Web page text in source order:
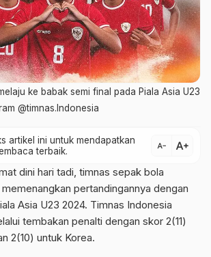
ke babak semi final pada Piala Asia U23
@timnas.Indonesia
artikel ini untuk mendapatkan
terbaik.
text_decrease text_increase
dini hari tadi, timnas sepak bola
pertandingannya dengan
Asia U23 2024. Timnas Indonesia
tembakan penalti dengan skor 2(11)
2(10) untuk Korea.